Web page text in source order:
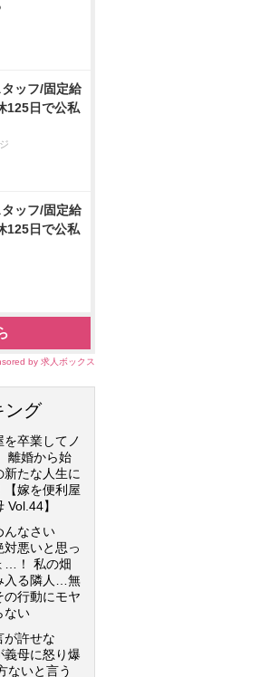
ッフ/固定給
125日で公私
ッフ/固定給
125日で公私
by 求人ボックス
ング
卒業してノ
離婚から始
新たな人生に
【嫁を便利屋
Vol.44】
んなさい
対悪いと思っ
…！ 私の畑
入る隣人…無
の行動にモヤ
ない
が許せな
母に怒り爆
ないと言う